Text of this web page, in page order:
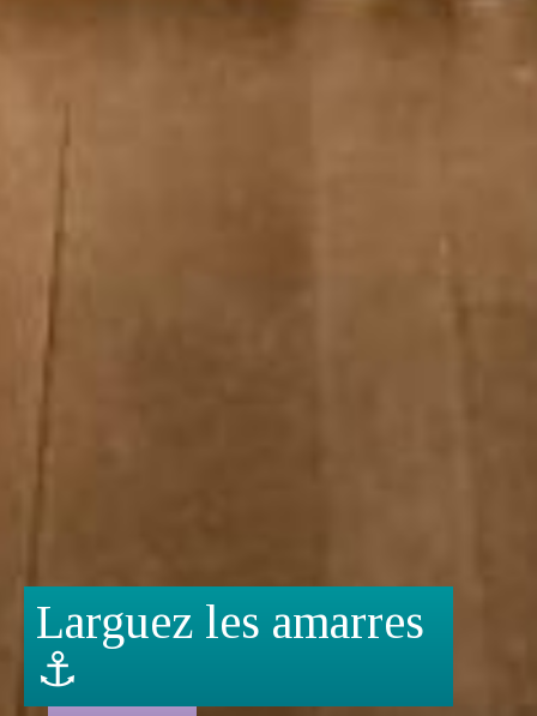
Larguez les amarres
⚓️